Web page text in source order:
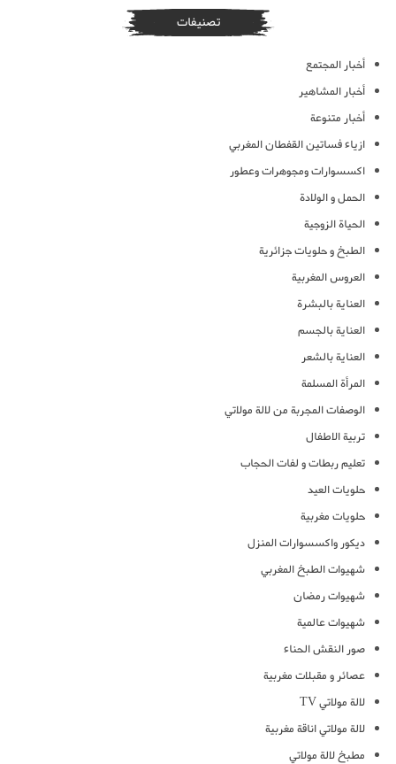
تصنيفات
أخبار المجتمع
أخبار المشاهير
أخبار متنوعة
ازياء فساتين القفطان المغربي
اكسسوارات ومجوهرات وعطور
الحمل و الولادة
الحياة الزوجية
الطبخ و حلويات جزائرية
العروس المغربية
العناية بالبشرة
العناية بالجسم
العناية بالشعر
المرأة المسلمة
الوصفات المجربة من لالة مولاتي
تربية الاطفال
تعليم ربطات و لفات الحجاب
حلويات العيد
حلويات مغربية
ديكور واكسسوارات المنزل
شهيوات الطبخ المغربي
شهيوات رمضان
شهيوات عالمية
صور النقش الحناء
عصائر و مقبلات مغربية
لالة مولاتي TV
لالة مولاتي اناقة مغربية
مطبخ لالة مولاتي